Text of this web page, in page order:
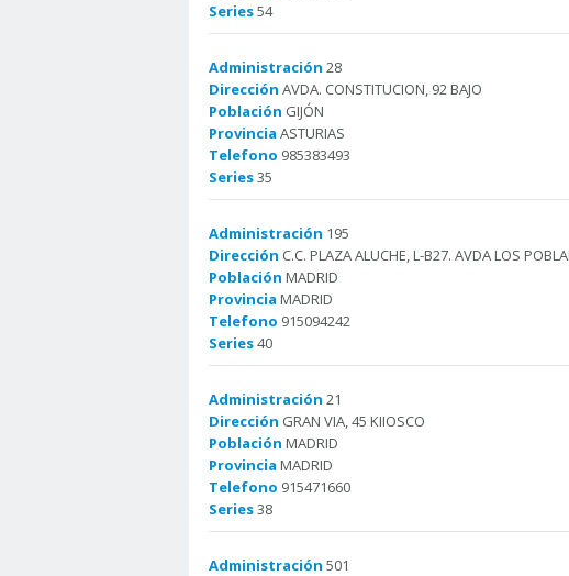
Series54
Administración 28
Dirección AVDA. CONSTITUCION, 92 BAJO
Población GIJÓN
Provincia ASTURIAS
Telefono 985383493
Series35
Administración 195
Dirección C.C. PLAZA ALUCHE, L-B27. AVDA LOS
Población MADRID
Provincia MADRID
Telefono 915094242
Series40
Administración 21
Dirección GRAN VIA, 45 KIIOSCO
Población MADRID
Provincia MADRID
Telefono 915471660
Series38
Administración 501